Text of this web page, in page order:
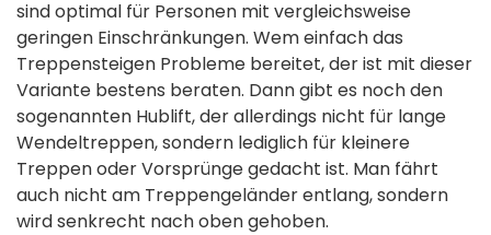
sind optimal für Personen mit vergleichsweise
geringen Einschränkungen. Wem einfach das
Treppensteigen Probleme bereitet, der ist mit dieser
Variante bestens beraten. Dann gibt es noch den
sogenannten Hublift, der allerdings nicht für lange
Wendeltreppen, sondern lediglich für kleinere
Treppen oder Vorsprünge gedacht ist. Man fährt
auch nicht am Treppengeländer entlang, sondern
wird senkrecht nach oben gehoben.